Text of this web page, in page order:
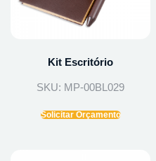
Kit Escritório
SKU: MP-00BL029
Solicitar Orçamento